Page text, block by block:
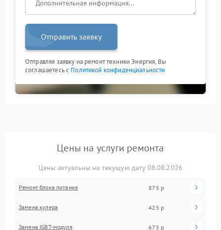
Отправить заявку
Отправляя заявку на ремонт техники Энергия, Вы
соглашаетесь с Политикой конфиденциальности
Цены на услуги ремонта
Цены актуальны на текущую дату 08.08.2026
Ремонт блока питания 875 р
Замена кулера 425 р
Замена IGBT-модуля 675 р